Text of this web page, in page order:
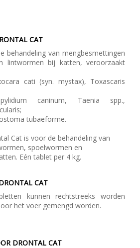
CAT
behandeling van mengbesmettingen
lintwormen bij katten, veroorzaakt
cati (syn. mystax), Toxascaris
caninum, Taenia spp.,
;
tubaeforme.
Cat is voor de behandeling van
spoelwormen en
Eén tablet per 4 kg.
CAT
kunnen rechtstreeks worden
het voer gemengd worden.
DRONTAL CAT